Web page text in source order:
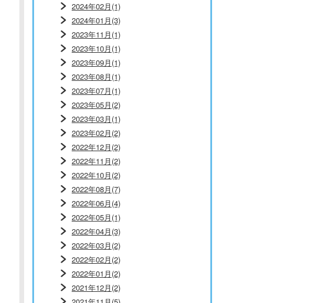
2024年02月(1)
2024年01月(3)
2023年11月(1)
2023年10月(1)
2023年09月(1)
2023年08月(1)
2023年07月(1)
2023年05月(2)
2023年03月(1)
2023年02月(2)
2022年12月(2)
2022年11月(2)
2022年10月(2)
2022年08月(7)
2022年06月(4)
2022年05月(1)
2022年04月(3)
2022年03月(2)
2022年02月(2)
2022年01月(2)
2021年12月(2)